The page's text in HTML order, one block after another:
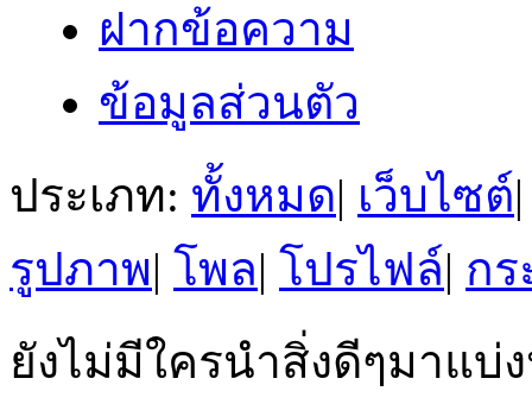
ฝากข้อความ
ข้อมูลส่วนตัว
ประเภท: ทั้งหมด| เว็บไซต์|
รูปภาพ| โพล| โปรไฟล์| กร
ยังไม่มีใครนำสิ่งดีๆมาแบ่